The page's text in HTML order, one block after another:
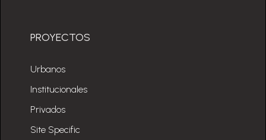
PROYECTOS
Urbanos
Institucionales
Privados
Site Specific